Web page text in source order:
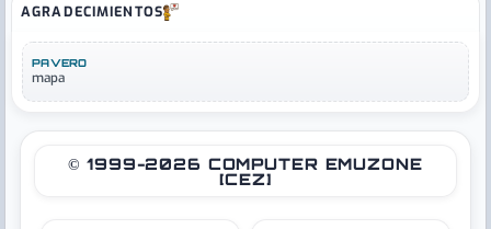
AGRADECIMIENTOS
PAVERO
mapa
© 1999-2026 COMPUTER EMUZONE
[CEZ]